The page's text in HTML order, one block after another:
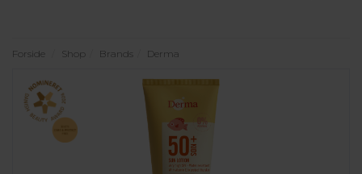
Forside Shop Brands Derma